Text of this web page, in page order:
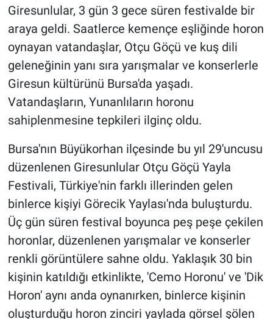
Giresunlular, 3 gün 3 gece süren festivalde bir
araya geldi. Saatlerce kemençe eşliğinde horon
oynayan vatandaşlar, Otçu Göçü ve kuş dili
geleneğinin yanı sıra yarışmalar ve konserlerle
Giresun kültürünü Bursa'da yaşadı.
Vatandaşların, Yunanlıların horonu
sahiplenmesine tepkileri ilginç oldu.
Bursa'nın Büyükorhan ilçesinde bu yıl 29'uncusu
düzenlenen Giresunlular Otçu Göçü Yayla
Festivali, Türkiye'nin farklı illerinden gelen
binlerce kişiyi Görecik Yaylası'nda buluşturdu.
Üç gün süren festival boyunca peş peşe çekilen
horonlar, düzenlenen yarışmalar ve konserler
renkli görüntülere sahne oldu. Yaklaşık 30 bin
kişinin katıldığı etkinlikte, 'Cemo Horonu' ve 'Dik
Horon' aynı anda oynanırken, binlerce kişinin
oluşturduğu horon zinciri yaylada görsel şölen